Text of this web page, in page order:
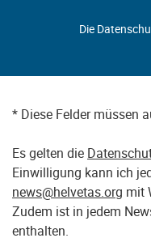
Die
* Diese Felder müssen
Es gelten die
Einwilligung kann ich
news@helvetas.org mit
Zudem ist in jedem
enthalten.